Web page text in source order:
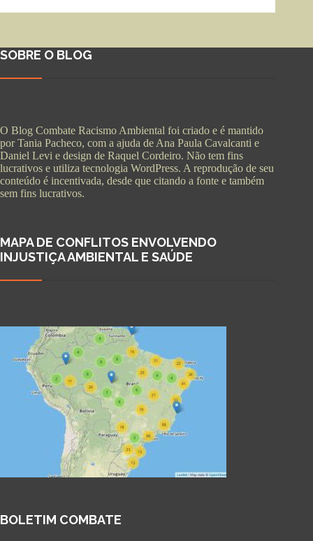
SOBRE O BLOG
O Blog Combate Racismo Ambiental foi criado e é mantido
por Tania Pacheco, com a ajuda de Ana Paula Cavalcanti e
Daniel Levi e design de Raquel Cordeiro. Não tem fins
lucrativos e utiliza tecnologia WordPress. A reprodução de seu
conteúdo é incentivada, desde que citando a fonte e também
sem fins lucrativos.
MAPA DE CONFLITOS ENVOLVENDO
INJUSTIÇA AMBIENTAL E SAÚDE
BOLETIM COMBATE